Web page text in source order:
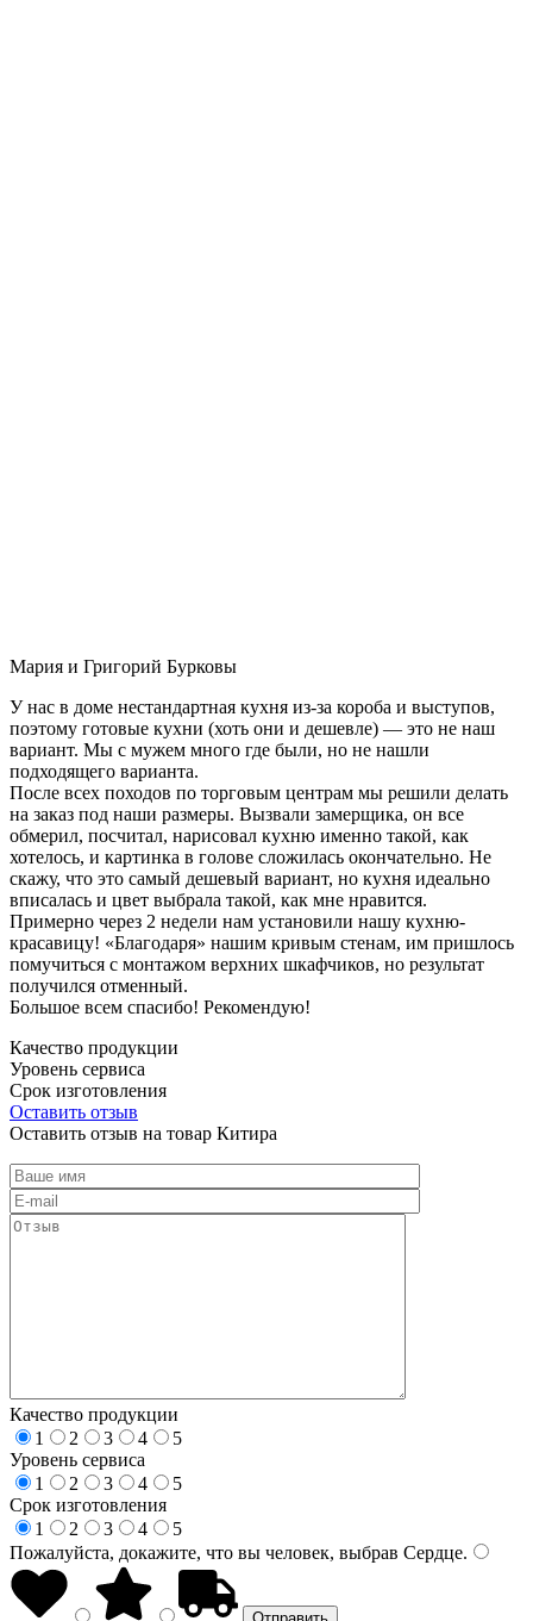
Мария и Григорий Бурковы
У нас в доме нестандартная кухня из-за короба и выступов,
поэтому готовые кухни (хоть они и дешевле) — это не наш
вариант. Мы с мужем много где были, но не нашли
подходящего варианта.
После всех походов по торговым центрам мы решили делать
на заказ под наши размеры. Вызвали замерщика, он все
обмерил, посчитал, нарисовал кухню именно такой, как
хотелось, и картинка в голове сложилась окончательно. Не
скажу, что это самый дешевый вариант, но кухня идеально
вписалась и цвет выбрала такой, как мне нравится.
Примерно через 2 недели нам установили нашу кухню-
красавицу! «Благодаря» нашим кривым стенам, им пришлось
помучиться с монтажом верхних шкафчиков, но результат
получился отменный.
Большое всем спасибо! Рекомендую!
Качество продукции
Уровень сервиса
Срок изготовления
Оставить отзыв
Оставить отзыв на товар Китира
Качество продукции
1
2 3 4
5
Уровень сервиса
1
2 3 4
5
Срок изготовления
1
2 3 4
5
Пожалуйста, докажите, что вы человек, выбрав Сердце.